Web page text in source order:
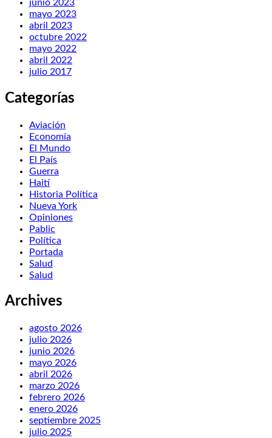
junio 2023
mayo 2023
abril 2023
octubre 2022
mayo 2022
abril 2022
julio 2017
Categorías
Aviación
Economía
El Mundo
El País
Guerra
Haití
Historia Política
Nueva York
Opiniones
Pablic
Política
Portada
Salud
Salud
Archives
agosto 2026
julio 2026
junio 2026
mayo 2026
abril 2026
marzo 2026
febrero 2026
enero 2026
septiembre 2025
julio 2025